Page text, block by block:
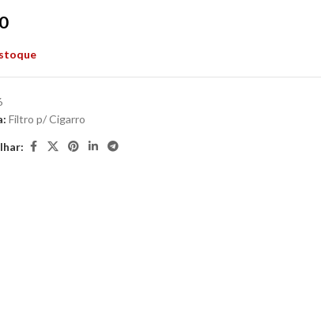
Filtro p/ Cigarro